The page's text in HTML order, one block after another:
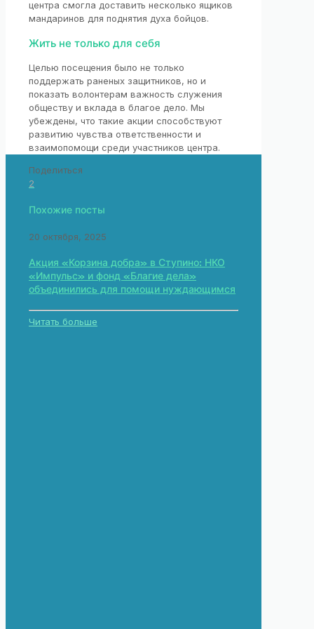
центра смогла доставить несколько ящиков
мандаринов для поднятия духа бойцов.
Жить не только для себя
Целью посещения было не только
поддержать раненых защитников, но и
показать волонтерам важность служения
обществу и вклада в благое дело. Мы
убеждены, что такие акции способствуют
развитию чувства ответственности и
взаимопомощи среди участников центра.
Поделиться
2
Похожие посты
20 октября, 2025
Акция «Корзина добра» в Ступино: НКО
«Импульс» и фонд «Благие дела»
объединились для помощи нуждающимся
Читать больше